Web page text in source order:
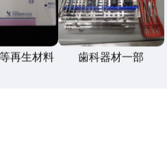
再生材料 歯科器材一部